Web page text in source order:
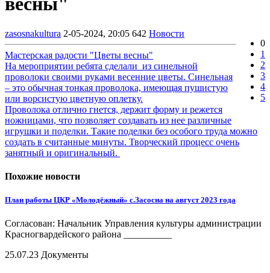
zasosnakultura 2-05-2024, 20:05 642 Новости
0
1
2
3
4
5
Мастерская радости "Цветы весны"
На мероприятии ребята сделали из синельной
проволоки своими руками весенние цветы. Синельная
– это обычная тонкая проволока, имеющая пушистую
или ворсистую цветную оплетку.
Проволока отлично гнется, держит форму и режется
ножницами, что позволяет создавать из нее различные
игрушки и поделки. Такие поделки без особого труда можно
создать в считанные минуты. Творческий процесс очень
занятный и оригинальный.
Похожие новости
План работы ЦКР «Молодёжный» с.Засосна на август 2023 года
Согласован: Начальник Управления культуры администрации
Красногвардейского района __________
25.07.23 Документы